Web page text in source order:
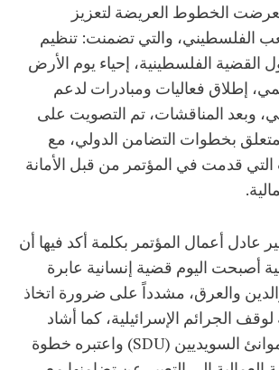
الخطوط العريضة لتعزيز
الفلسطيني، والتي تضمنت: تنظيم
القضية الفلسطينية، إحياء يوم الأرض
إطلاق فعاليات ومبادرات لدعم
وبعد المناقشات، تم التصويت على
بخطوات التضامن الدولي، مع
التي قدمت في المؤتمر من قبل الأمانة
عادل أعمال المؤتمر بكلمة أكد فيها أن
أصبحت اليوم قضية إنسانية عابرة
والعرق، مشدداً على ضرورة اتخاذ
الجرائم الإسرائيلية، كما أشاد
بإضراب عمال الموانئ السويديين (SDU) واعتبره خطوة